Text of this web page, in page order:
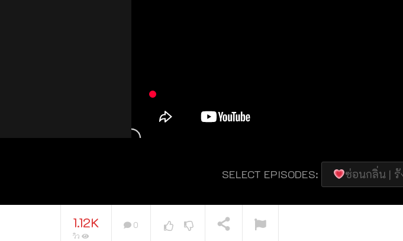
กำลังเล่นอยู่
SELECT EPISODES: ซ่อนกลิ่น | รั
1.12K
วิว
0